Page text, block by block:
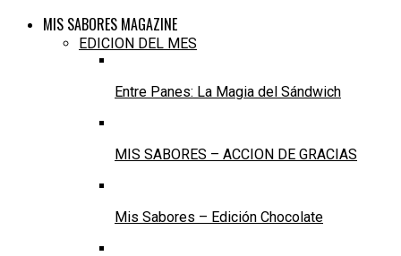
MIS SABORES MAGAZINE
EDICION DEL MES
Entre Panes: La Magia del Sándwich
MIS SABORES – ACCION DE GRACIAS
Mis Sabores – Edición Chocolate